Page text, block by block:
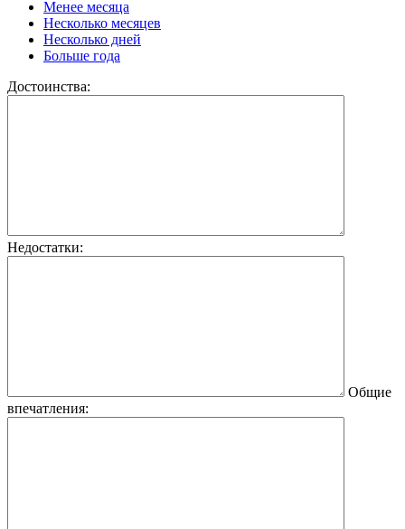
Менее месяца
Несколько месяцев
Несколько дней
Больше года
Достоинства:
Недостатки:
Общие
впечатления: